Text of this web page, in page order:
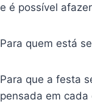
e é possível
Para quem está
Para que a festa
pensada em cada